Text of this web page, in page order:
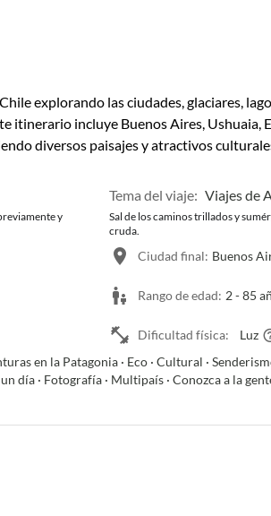
explorando las ciudades, glaciares,
itinerario incluye Buenos Aires, Ushuaia,
diversos paisajes y atractivos
y
Tema del viaje: Viajes de
Sal de los caminos trillados y
cruda.
Ciudad final: Buenos
Rango de edad: 2 -85
Dificultad física:
Luz
en la Patagonia · Eco · Cultural ·
día · Fotografía · Multipaís · Conozca a la